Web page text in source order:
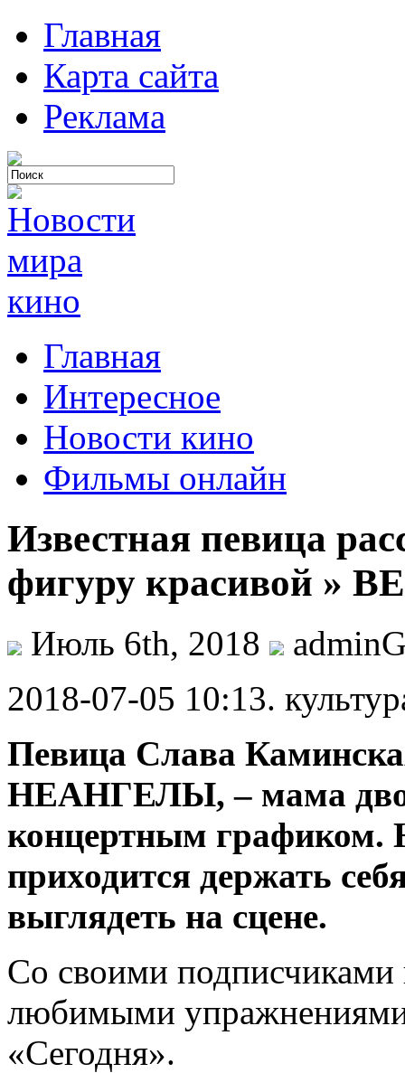
Главная
Карта сайта
Реклама
Главная
Интересное
Новости кино
Фильмы онлайн
Известная певица
фигуру красивой »
Июль 6th, 2018
2018-07-05 10:13.
Певица Слава
НЕАНГЕЛЫ, – мама
концертным графиком.
приходится держать
выглядеть на сцене.
Со своими подписчиками
любимыми упражнениями
«Сегодня».